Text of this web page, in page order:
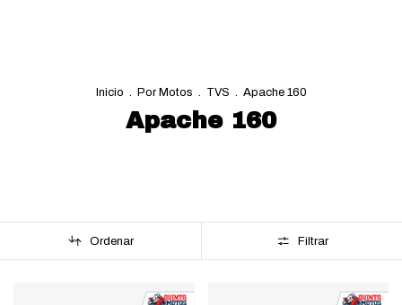
Inicio . Por Motos . TVS . Apache 160
Apache 160
Ordenar Filtrar